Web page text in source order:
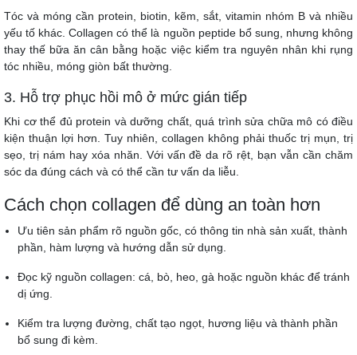
Tóc và móng cần protein, biotin, kẽm, sắt, vitamin nhóm B và nhiều
yếu tố khác. Collagen có thể là nguồn peptide bổ sung, nhưng không
thay thế bữa ăn cân bằng hoặc việc kiểm tra nguyên nhân khi rụng
tóc nhiều, móng giòn bất thường.
3. Hỗ trợ phục hồi mô ở mức gián tiếp
Khi cơ thể đủ protein và dưỡng chất, quá trình sửa chữa mô có điều
kiện thuận lợi hơn. Tuy nhiên, collagen không phải thuốc trị mụn, trị
sẹo, trị nám hay xóa nhăn. Với vấn đề da rõ rệt, bạn vẫn cần chăm
sóc da đúng cách và có thể cần tư vấn da liễu.
Cách chọn collagen để dùng an toàn hơn
Ưu tiên sản phẩm rõ nguồn gốc, có thông tin nhà sản xuất, thành
phần, hàm lượng và hướng dẫn sử dụng.
Đọc kỹ nguồn collagen: cá, bò, heo, gà hoặc nguồn khác để tránh
dị ứng.
Kiểm tra lượng đường, chất tạo ngọt, hương liệu và thành phần
bổ sung đi kèm.